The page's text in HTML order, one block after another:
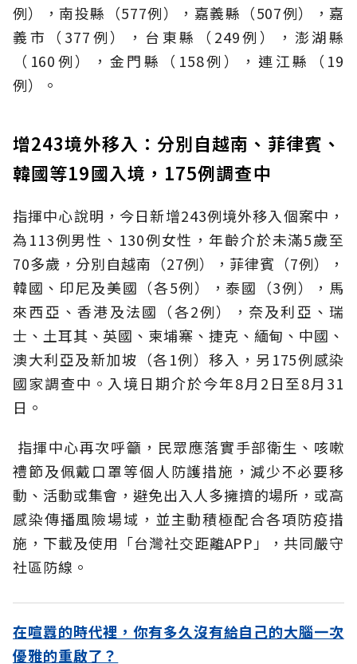
例），南投縣（577例），嘉義縣（507例），嘉
義市（377例），台東縣（249例），澎湖縣
（160例），金門縣（158例），連江縣（19
例）。
增243境外移入：分別自越南、菲律賓、
韓國等19國入境，175例調查中
指揮中心說明，今日新增243例境外移入個案中，
為113例男性、130例女性，年齡介於未滿5歲至
70多歲，分別自越南（27例），菲律賓（7例），
韓國、印尼及美國（各5例），泰國（3例），馬
來西亞、香港及法國（各2例），奈及利亞、瑞
士、土耳其、英國、柬埔寨、捷克、緬甸、中國、
澳大利亞及新加坡（各1例）移入，另175例感染
國家調查中。入境日期介於今年8月2日至8月31
日。
指揮中心再次呼籲，民眾應落實手部衛生、咳嗽
禮節及佩戴口罩等個人防護措施，減少不必要移
動、活動或集會，避免出入人多擁擠的場所，或高
感染傳播風險場域，並主動積極配合各項防疫措
施，下載及使用「台灣社交距離APP」，共同嚴守
社區防線。
在喧囂的時代裡，你有多久沒有給自己的大腦一次
優雅的重啟了？